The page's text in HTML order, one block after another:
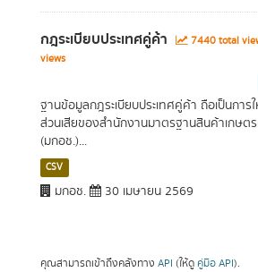
กฎระเบียบประเทศคู่ค้า 7440 total
views
ฐานข้อมูลกฎระเบียบประเทศคู่ค้า ถือเป็นการ
ส่วนเสียของสำนักงานมาตรฐานสินค้าเกษต
(มกอช.)...
CSV
มกอช. 30 เมษายน 2569
คุณสามารถเข้าถึงคลังทาง API (ให้ดู คู่มือ API).